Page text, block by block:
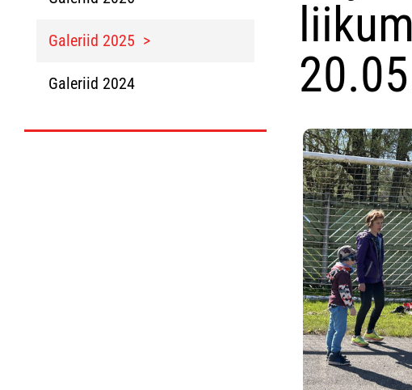
Galeriid 2025
Galeriid 2024